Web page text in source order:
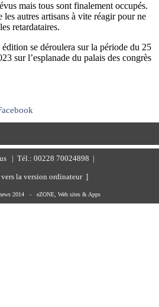
mais tous sont finalement occupés.
autres artisans à vite réagir pour ne
retardataires.
se déroulera sur la période du 25
sur l’esplanade du palais des congrès
| Tél.: 00228 70024898 |
la version ordinateur ]
2014 - eZONE, Web sites & Apps